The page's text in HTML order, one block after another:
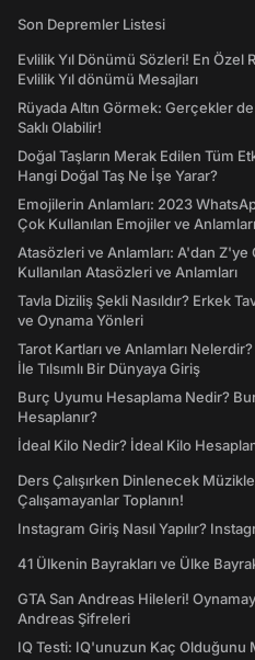
Son Depremler Listesi
Evlilik Yıl Dönümü Sözleri! En Özel
Evlilik Yıl dönümü Mesajları
Rüyada Altın Görmek: Gerçekler
Saklı Olabilir!
Doğal Taşların Merak Edilen Tüm
Hangi Doğal Taş Ne İşe Yarar?
Emojilerin Anlamları: 2023
Çok Kullanılan Emojiler ve Anlamları
Atasözleri ve Anlamları: A'dan Z'ye
Kullanılan Atasözleri ve Anlamları
Tavla Diziliş Şekli Nasıldır? Erkek
ve Oynama Yönleri
Tarot Kartları ve Anlamları
İle Tılsımlı Bir Dünyaya Giriş
Burç Uyumu Hesaplama Nedir?
Hesaplanır?
İdeal Kilo Nedir? İdeal Kilo
Ders Çalışırken Dinlenecek
Çalışamayanlar Toplanın!
Instagram Giriş Nasıl Yapılır?
41 Ülkenin Bayrakları ve Ülke
GTA San Andreas Hileleri!
Andreas Şifreleri
IQ Testi: IQ'unuzun Kaç Olduğunu